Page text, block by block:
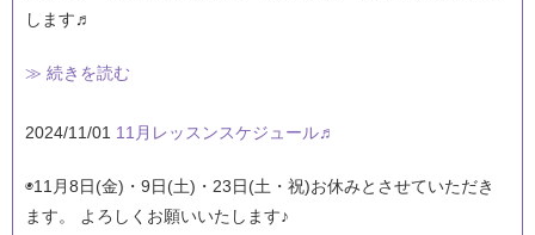
します♬
≫ 続きを読む
2024/11/01 11月レッスンスケジュール♬
◉11月8日(金)・9日(土)・23日(土・祝)お休みとさせていただき
ます。 よろしくお願いいたします♪